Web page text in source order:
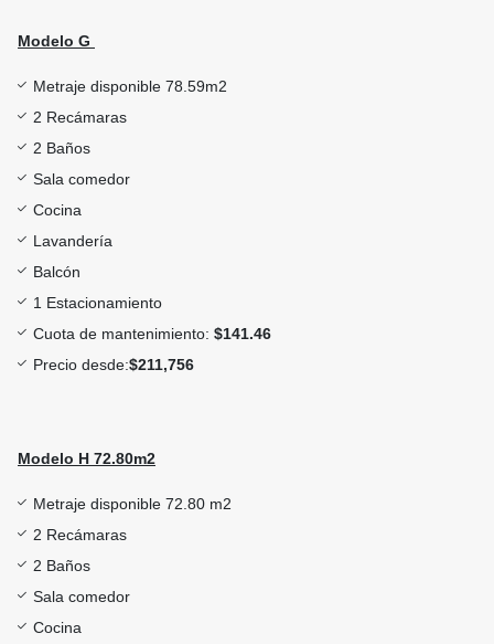
Modelo G
Metraje disponible 78.59m2
2 Recámaras
2 Baños
Sala comedor
Cocina
Lavandería
Balcón
1 Estacionamiento
Cuota de mantenimiento: $141.46
Precio desde:$211,756
Modelo H 72.80m2
Metraje disponible 72.80 m2
2 Recámaras
2 Baños
Sala comedor
Cocina